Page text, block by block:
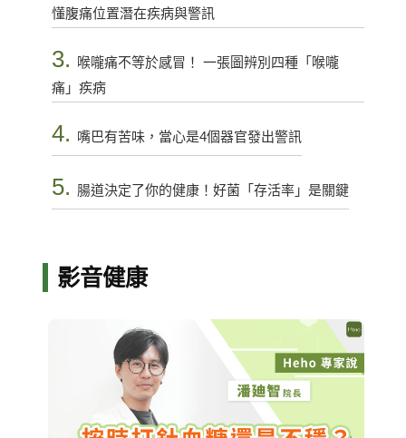
懂腹痛位置潛在疾病與警訊
3.
喉嚨痛不等於感冒！ 一張圖辨別四種「喉嚨
痛」疾病
4. 嘴巴有苦味，當心是4個器官發出警訊
5. 腸道決定了你的健康！好菌「存活率」是關鍵
影音健康